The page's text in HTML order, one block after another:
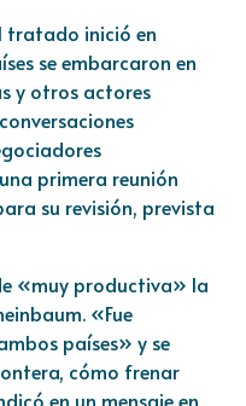
tratado inició en
se embarcaron en
y otros actores
primera reunión
su revisión, prevista
«muy productiva» la
«Fue
países» y se
cómo frenar
en un mensaje en